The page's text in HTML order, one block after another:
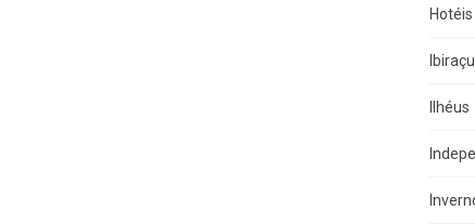
Ibiraçu
Ilhéus